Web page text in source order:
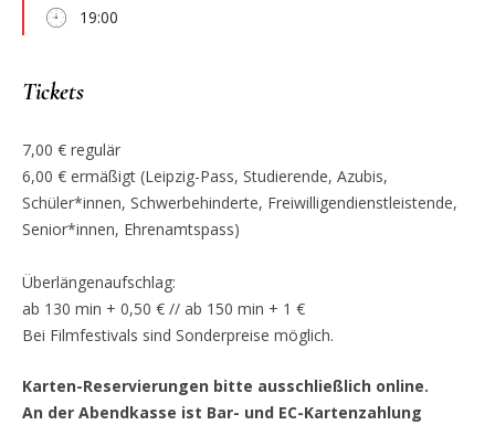
19:00
Tickets
7,00 € regulär
6,00 € ermäßigt (Leipzig-Pass, Studierende, Azubis,
Schüler*innen, Schwerbehinderte, Freiwilligendienstleistende,
Senior*innen, Ehrenamtspass)
Überlängenaufschlag:
ab 130 min + 0,50 € // ab 150 min + 1 €
Bei Filmfestivals sind Sonderpreise möglich.
Karten-Reservierungen bitte ausschließlich online.
An der Abendkasse ist Bar- und EC-Kartenzahlung